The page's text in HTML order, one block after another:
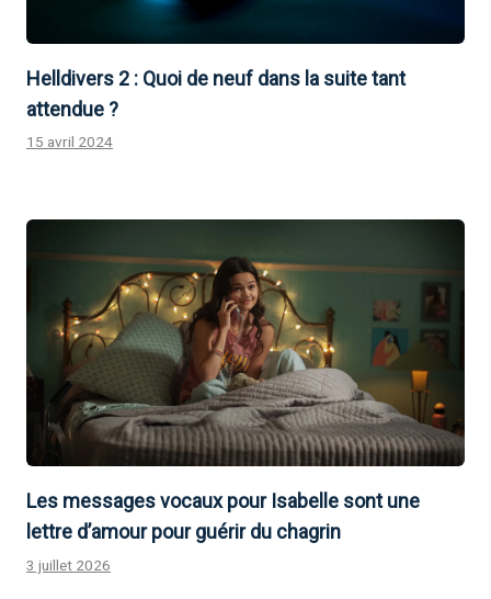
Helldivers 2 : Quoi de neuf dans la suite tant
attendue ?
15 avril 2024
Les messages vocaux pour Isabelle sont une
lettre d’amour pour guérir du chagrin
3 juillet 2026